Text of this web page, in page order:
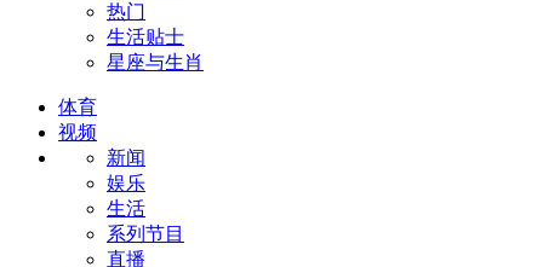
热门
生活贴士
星座与生肖
体育
视频
新闻
娱乐
生活
系列节目
直播